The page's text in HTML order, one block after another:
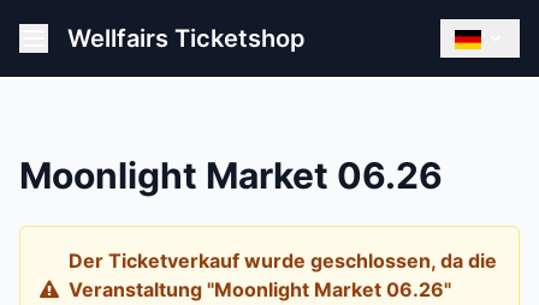
Wellfairs Ticketshop
Moonlight Market 06.26
Der Ticketverkauf wurde geschlossen, da die
Veranstaltung "Moonlight Market 06.26"